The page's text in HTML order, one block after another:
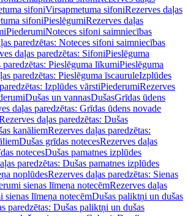
sifoniVirsapmetuma sifoniRezerves daļas
sifoniPieslēgumiRezerves daļas
PiederumiNoteces sifoni saimniecības
paredzētas: Noteces sifoni saimniecības
daļas paredzētas: SifoniPieslēguma
paredzētas: Pieslēguma līkumiPieslēguma
paredzētas: Pieslēguma īscauruleIzplūdes
Izplūdes vārstiPiederumiRezerves
Dušas un vannasDušasGrīdas ūdens
daļas paredzētas: Grīdas ūdens novade
daļas paredzētas: Dušas
kanāliemRezerves daļas paredzētas:
Dušas grīdas notecesRezerves daļas
notecesDušas pamatnes izplūdes
paredzētas: Dušas pamatnes izplūdes
noplūdesRezerves daļas paredzētas: Sienas
sienas līmeņa notecēmRezerves daļas
sienas līmeņa notecēmDušas paliktņi un dušas
paredzētas: Dušas paliktņi un dušas